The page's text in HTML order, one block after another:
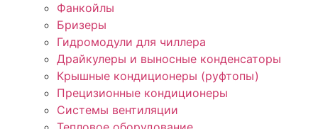
Фанкойлы
Бризеры
Гидромодули для чиллера
Драйкулеры и выносные конденсаторы
Крышные кондиционеры (руфтопы)
Прецизионные кондиционеры
Системы вентиляции